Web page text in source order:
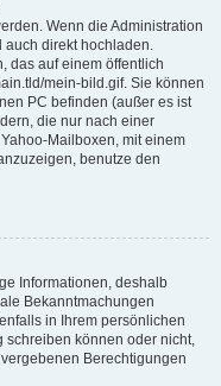
Wenn die Administration
auch direkt hochladen.
das auf einem öffentlich
mein-bild.gif. Sie können
PC befinden (außer es ist
die nur nach einer
Mailboxen, mit einem
benutze den
Informationen, deshalb
Bekanntmachungen
in Ihrem persönlichen
schreiben können oder nicht,
Berechtigungen